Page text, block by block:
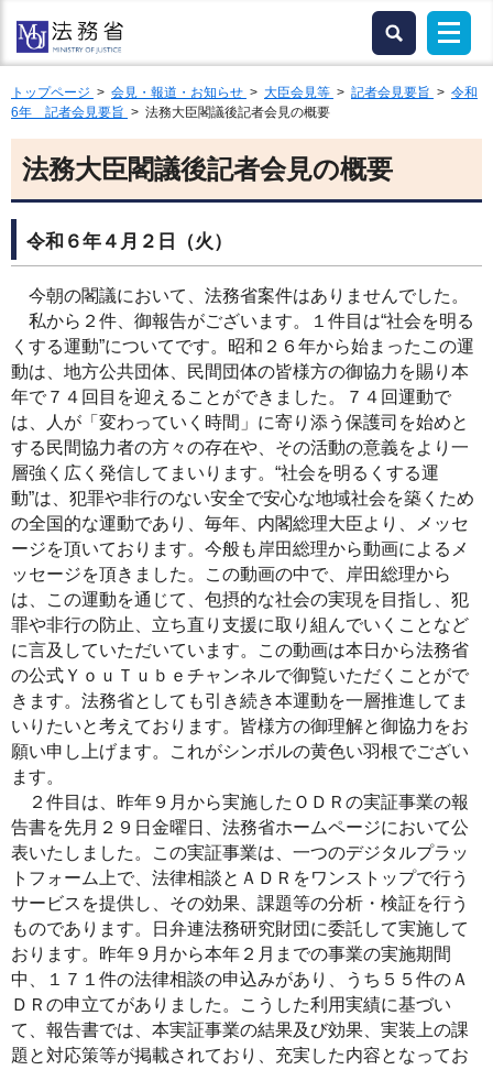
トップページ > 会見・報道・お知らせ > 大臣会見等 > 記者会見要旨 > 令和
6年 記者会見要旨 > 法務大臣閣議後記者会見の概要
法務大臣閣議後記者会見の概要
令和６年４月２日（火）
今朝の閣議において、法務省案件はありませんでした。
私から２件、御報告がございます。１件目は“社会を明る
くする運動”についてです。昭和２６年から始まったこの運
動は、地方公共団体、民間団体の皆様方の御協力を賜り本
年で７４回目を迎えることができました。７４回運動で
は、人が「変わっていく時間」に寄り添う保護司を始めと
する民間協力者の方々の存在や、その活動の意義をより一
層強く広く発信してまいります。“社会を明るくする運
動”は、犯罪や非行のない安全で安心な地域社会を築くため
の全国的な運動であり、毎年、内閣総理大臣より、メッセ
ージを頂いております。今般も岸田総理から動画によるメ
ッセージを頂きました。この動画の中で、岸田総理から
は、この運動を通じて、包摂的な社会の実現を目指し、犯
罪や非行の防止、立ち直り支援に取り組んでいくことなど
に言及していただいています。この動画は本日から法務省
の公式ＹｏｕＴｕｂｅチャンネルで御覧いただくことがで
きます。法務省としても引き続き本運動を一層推進してま
いりたいと考えております。皆様方の御理解と御協力をお
願い申し上げます。これがシンボルの黄色い羽根でござい
ます。
２件目は、昨年９月から実施したＯＤＲの実証事業の報
告書を先月２９日金曜日、法務省ホームページにおいて公
表いたしました。この実証事業は、一つのデジタルプラッ
トフォーム上で、法律相談とＡＤＲをワンストップで行う
サービスを提供し、その効果、課題等の分析・検証を行う
ものであります。日弁連法務研究財団に委託して実施して
おります。昨年９月から本年２月までの事業の実施期間
中、１７１件の法律相談の申込みがあり、うち５５件のＡ
ＤＲの申立てがありました。こうした利用実績に基づい
て、報告書では、本実証事業の結果及び効果、実装上の課
題と対応策等が掲載されており、充実した内容となってお